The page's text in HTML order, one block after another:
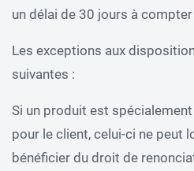
un délai de 30 jours à
Les exceptions aux
suivantes :
Si un produit est
pour le client, celui-ci ne peut
bénéficier du droit de